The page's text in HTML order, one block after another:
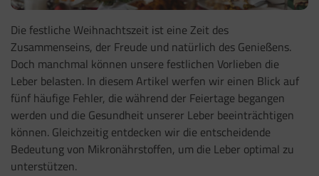
Die festliche Weihnachtszeit ist eine Zeit des
Zusammenseins, der Freude und natürlich des Genießens.
Doch manchmal können unsere festlichen Vorlieben die
Leber belasten. In diesem Artikel werfen wir einen Blick auf
fünf häufige Fehler, die während der Feiertage begangen
werden und die Gesundheit unserer Leber beeinträchtigen
können. Gleichzeitig entdecken wir die entscheidende
Bedeutung von Mikronährstoffen, um die Leber optimal zu
unterstützen.